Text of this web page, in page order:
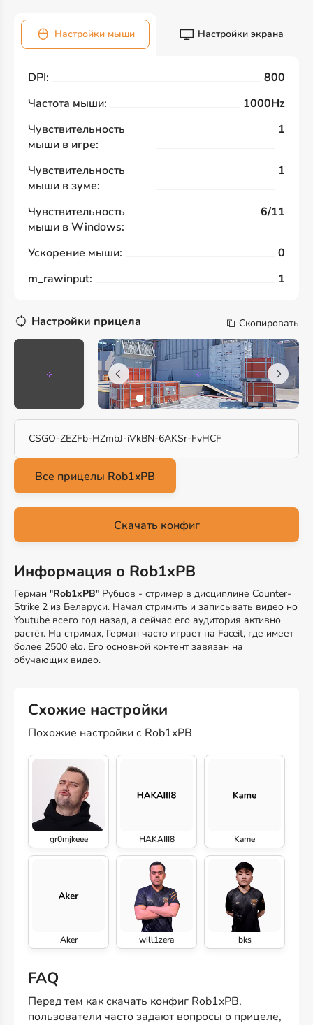
Настройки мыши Настройки экрана
DPI:
800
Частота мыши:
1000Hz
Чувствительность
мыши в игре:
1
Чувствительность
мыши в зуме:
1
Чувствительность
мыши в Windows:
6/11
Ускорение мыши:
0
m_rawinput:
1
Настройки прицела Скопировать
CSGO-ZEZFb-HZmbJ-iVkBN-6AKSr-FvHCF
Скачать конфиг
Информация о Rob1xPB
Герман "Rob1xPB" Рубцов - стример в дисциплине Counter-
Strike 2 из Беларуси. Начал стримить и записывать видео но
Youtube всего год назад, а сейчас его аудитория активно
растёт. На стримах, Герман часто играет на Faceit, где имеет
более 2500 elo. Его основной контент завязан на
обучающих видео.
Схожие настройки
Похожие настройки с Rob1xPB
gr0mjkeee HAKAIII8 Kame
Aker will1zera bks
FAQ
Перед тем как скачать конфиг Rob1xPB,
пользователи часто задают вопросы о прицеле,